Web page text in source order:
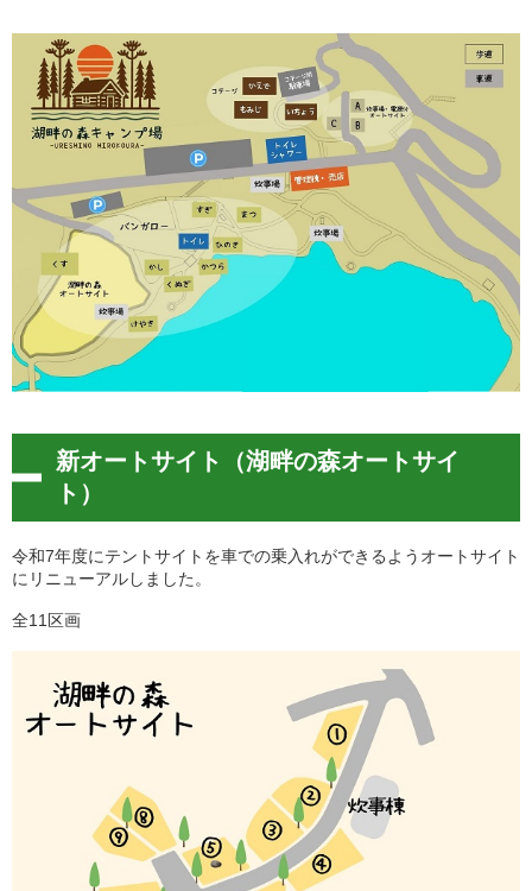
新オートサイト（湖畔の森オートサイ
ト）
令和7年度にテントサイトを車での乗入れができるようオートサイト
にリニューアルしました。
全11区画